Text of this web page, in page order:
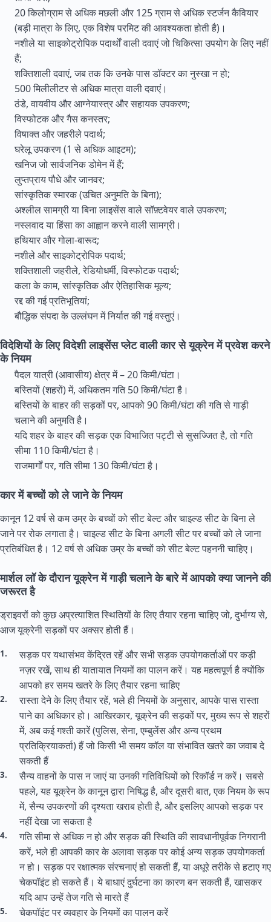
20 किलोग्राम से अधिक मछली और 125 ग्राम से अधिक स्टर्जन कैवियार
(बड़ी मात्रा के लिए, एक विशेष परमिट की आवश्यकता होती है)।
नशीले या साइकोट्रोपिक पदार्थों वाली दवाएं जो चिकित्सा उपयोग के लिए नहीं
हैं;
शक्तिशाली दवाएं, जब तक कि उनके पास डॉक्टर का नुस्खा न हो;
500 मिलीलीटर से अधिक मात्रा वाली दवाएं।
ठंडे, वायवीय और आग्नेयास्त्र और सहायक उपकरण;
विस्फोटक और गैस कनस्तर;
विषाक्त और जहरीले पदार्थ;
घरेलू उपकरण (1 से अधिक आइटम);
खनिज जो सार्वजनिक डोमेन में हैं;
लुप्तप्राय पौधे और जानवर;
सांस्कृतिक स्मारक (उचित अनुमति के बिना);
अश्लील सामग्री या बिना लाइसेंस वाले सॉफ़्टवेयर वाले उपकरण;
नस्लवाद या हिंसा का आह्वान करने वाली सामग्री।
हथियार और गोला-बारूद;
नशीले और साइकोट्रोपिक पदार्थ;
शक्तिशाली जहरीले, रेडियोधर्मी, विस्फोटक पदार्थ;
कला के काम, सांस्कृतिक और ऐतिहासिक मूल्य;
रद्द की गई प्रतिभूतियां;
बौद्धिक संपदा के उल्लंघन में निर्यात की गई वस्तुएं।
विदेशियों के लिए विदेशी लाइसेंस प्लेट वाली कार से यूक्रेन में प्रवेश करने
के नियम
पैदल यात्री (आवासीय) क्षेत्र में – 20 किमी/घंटा।
बस्तियों (शहरों) में, अधिकतम गति 50 किमी/घंटा है।
बस्तियों के बाहर की सड़कों पर, आपको 90 किमी/घंटा की गति से गाड़ी
चलाने की अनुमति है।
यदि शहर के बाहर की सड़क एक विभाजित पट्टी से सुसज्जित है, तो गति
सीमा 110 किमी/घंटा है।
राजमार्गों पर, गति सीमा 130 किमी/घंटा है।
कार में बच्चों को ले जाने के नियम
कानून 12 वर्ष से कम उम्र के बच्चों को सीट बेल्ट और चाइल्ड सीट के बिना ले
जाने पर रोक लगाता है। चाइल्ड सीट के बिना अगली सीट पर बच्चों को ले जाना
प्रतिबंधित है। 12 वर्ष से अधिक उम्र के बच्चों को सीट बेल्ट पहननी चाहिए।
मार्शल लॉ के दौरान यूक्रेन में गाड़ी चलाने के बारे में आपको क्या जानने की
जरूरत है
ड्राइवरों को कुछ अप्रत्याशित स्थितियों के लिए तैयार रहना चाहिए जो, दुर्भाग्य से,
आज यूक्रेनी सड़कों पर अक्सर होती हैं।
सड़क पर यथासंभव केंद्रित रहें और सभी सड़क उपयोगकर्ताओं पर कड़ी
नज़र रखें, साथ ही यातायात नियमों का पालन करें। यह महत्वपूर्ण है क्योंकि
आपको हर समय खतरे के लिए तैयार रहना चाहिए
रास्ता देने के लिए तैयार रहें, भले ही नियमों के अनुसार, आपके पास रास्ता
पाने का अधिकार हो। आखिरकार, यूक्रेन की सड़कों पर, मुख्य रूप से शहरों
में, अब कई गश्ती कारें (पुलिस, सेना, एम्बुलेंस और अन्य प्रथम
प्रतिक्रियाकर्ता) हैं जो किसी भी समय कॉल या संभावित खतरे का जवाब दे
सकती हैं
सैन्य वाहनों के पास न जाएं या उनकी गतिविधियों को रिकॉर्ड न करें। सबसे
पहले, यह यूक्रेन के कानून द्वारा निषिद्ध है, और दूसरी बात, एक नियम के रूप
में, सैन्य उपकरणों की दृश्यता खराब होती है, और इसलिए आपको सड़क पर
नहीं देखा जा सकता है
गति सीमा से अधिक न हो और सड़क की स्थिति की सावधानीपूर्वक निगरानी
करें, भले ही आपकी कार के अलावा सड़क पर कोई अन्य सड़क उपयोगकर्ता
न हो। सड़क पर रक्षात्मक संरचनाएं हो सकती हैं, या अधूरे तरीके से हटाए गए
चेकपॉइंट हो सकते हैं। ये बाधाएं दुर्घटना का कारण बन सकती हैं, खासकर
यदि आप उन्हें तेज गति से मारते हैं
चेकपॉइंट पर व्यवहार के नियमों का पालन करें